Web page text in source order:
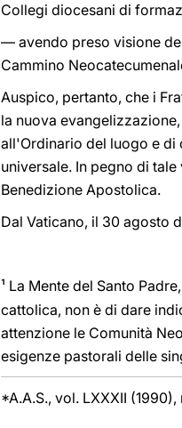
Collegi diocesani di
— avendo preso visione
Cammino
Auspico, pertanto, che i
la nuova
all'Ordinario del luogo e di
universale. In pegno di
Benedizione Apostolica.
Dal Vaticano, il 30 agosto
¹ La Mente del Santo
cattolica, non è di dare
attenzione le Comunità
esigenze pastorali delle
*A.A.S., vol. LXXXII (1990),